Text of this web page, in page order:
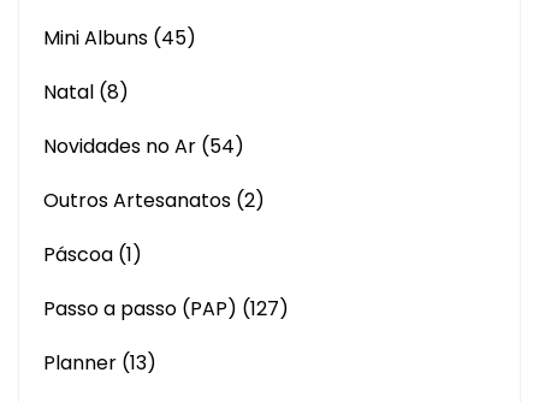
Mini Albuns (45)
Natal (8)
Novidades no Ar (54)
Outros Artesanatos (2)
Páscoa (1)
Passo a passo (PAP) (127)
Planner (13)